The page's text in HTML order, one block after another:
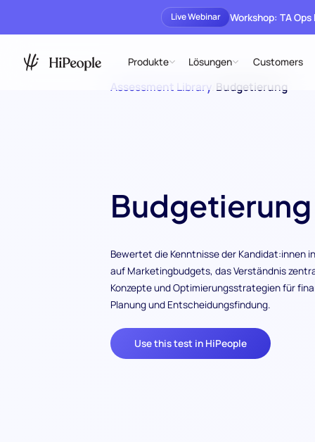
Live Webinar Workshop: TA
Produkte Lösungen Customers
Assessment Library Budgetierung
Budgetierung
Bewertet die Kenntnisse der Kandidat:innen
auf Marketingbudgets, das Verständnis
Konzepte und Optimierungsstrategien für
Planung und Entscheidungsfindung.
Use this test in HiPeople